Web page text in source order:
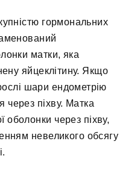
гормональних
матки, яка
яйцеклітину. Якщо
шари ендометрію
через піхву. Матка
оболонки через піхву,
невеликого обсягу